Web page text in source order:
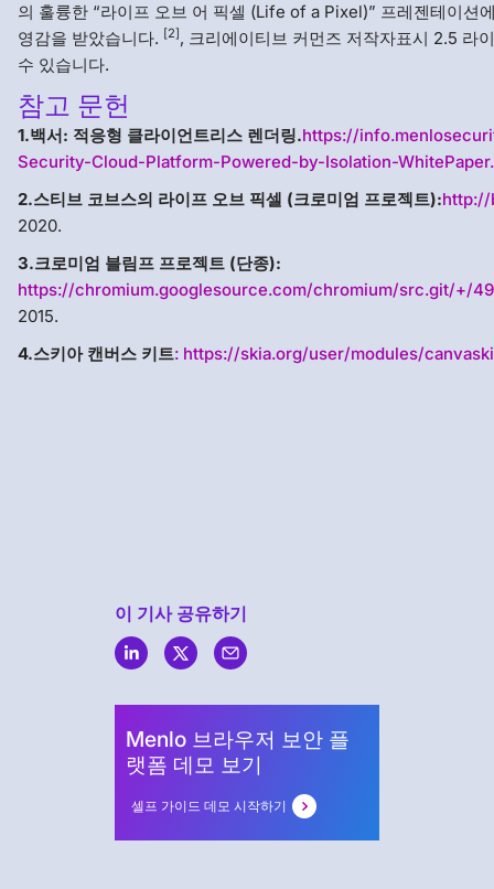
의 훌륭한 “라이프 오브 어 픽셀 (Life of a Pixel)” 프레젠테이션
영감을 받았습니다. [2], 크리에이티브 커먼즈 저작자표시 2.5 라
수 있습니다.
참고 문헌
1.백서: 적응형 클라이언트리스 렌더링.https://
Security-Cloud-Platform-Powered-by-Isolation-
2.스티브 코브스의 라이프 오브 픽셀 (크로미엄 프로젝트):
2020.
3.크로미엄 블림프 프로젝트 (단종):
https://chromium.googlesource.com/chromium/src.git/+/
2015.
4.스키아 캔버스 키트: https://skia.org/user/modules/
이 기사 공유하기
Menlo 브라우저 보안 플
랫폼 데모 보기
셀프 가이드 데모 시작하기